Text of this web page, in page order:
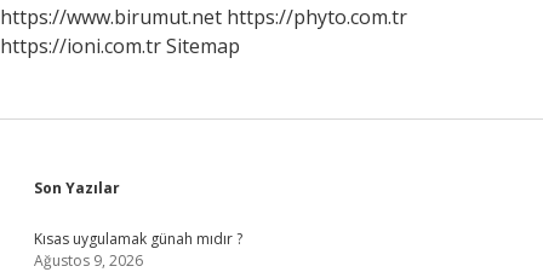
https://www.birumut.net https://phyto.com.tr
https://ioni.com.trSitemap
Sidebar
Son Yazılar
Kısas uygulamak günah mıdır ?
Ağustos 9, 2026